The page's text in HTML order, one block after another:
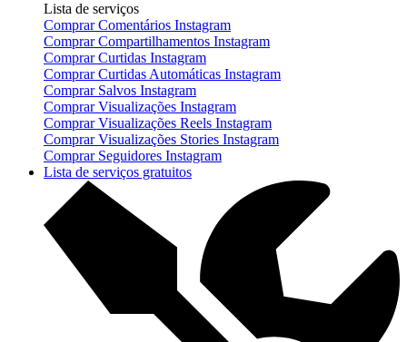
Lista de serviços
Comprar Comentários Instagram
Comprar Compartilhamentos Instagram
Comprar Curtidas Instagram
Comprar Curtidas Automáticas Instagram
Comprar Salvos Instagram
Comprar Visualizações Instagram
Comprar Visualizações Reels Instagram
Comprar Visualizações Stories Instagram
Comprar Seguidores Instagram
Lista de serviços gratuitos